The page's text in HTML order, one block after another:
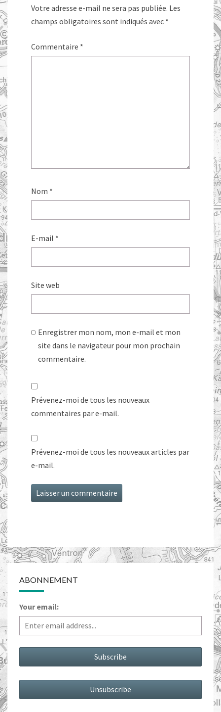
Votre adresse e-mail ne sera pas publiée. Les
champs obligatoires sont indiqués avec *
Commentaire *
Nom *
E-mail *
Site web
Enregistrer mon nom, mon e-mail et mon
site dans le navigateur pour mon prochain
commentaire.
Prévenez-moi de tous les nouveaux
commentaires par e-mail.
Prévenez-moi de tous les nouveaux articles par
e-mail.
ABONNEMENT
Your email: